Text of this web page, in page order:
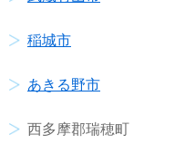
稲城市
あきる野市
西多摩郡瑞穂町